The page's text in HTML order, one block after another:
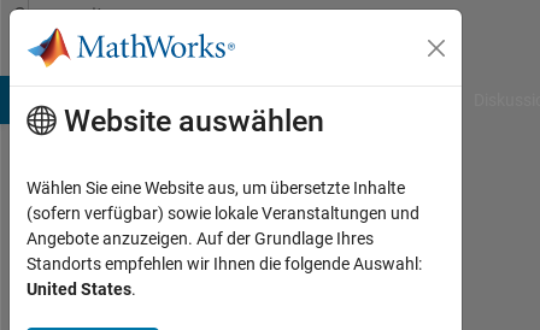
Weiter zum Inhalt
Community
Profile
Mani
Visveshwaraih
Technological
Website auswählen
Wählen Sie eine Website aus, um übersetzte Inhalte
(sofern verfügbar) sowie lokale Veranstaltungen und
Angebote anzuzeigen. Auf der Grundlage Ihres
Standorts empfehlen wir Ihnen die folgende Auswahl:
United States.